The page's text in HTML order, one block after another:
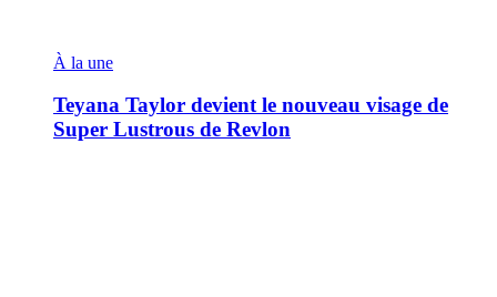
À la une
Teyana Taylor devient le nouveau visage de
Super Lustrous de Revlon